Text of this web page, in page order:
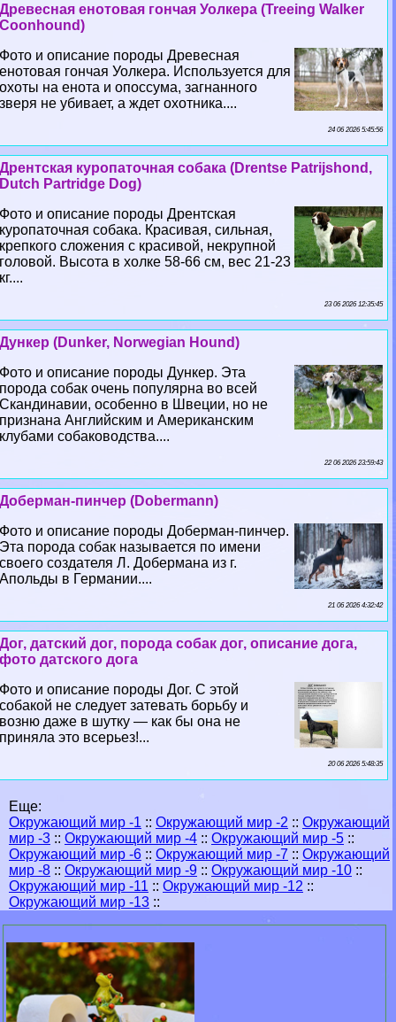
Древесная енотовая гончая Уолкера (Treeing Walker
Coonhound)
Фото и описание породы Древесная
енотовая гончая Уолкера. Используется для
охоты на енота и опоссума, загнанного
зверя не убивает, а ждет охотника....
24 06 2026 5:45:56
Дрентская куропаточная собака (Drentse Patrijshond,
Dutch Partridge Dog)
Фото и описание породы Дрентская
куропаточная собака. Красивая, сильная,
крепкого сложения с красивой, некрупной
головой. Высота в холке 58-66 см, вес 21-23
кг....
23 06 2026 12:35:45
Дункер (Dunker, Norwegian Hound)
Фото и описание породы Дункер. Эта
порода собак очень популярна во всей
Скандинавии, особенно в Швеции, но не
признана Английским и Американским
клубами собаководства....
22 06 2026 23:59:43
Доберман-пинчер (Dobermann)
Фото и описание породы Доберман-пинчер.
Эта порода собак называется по имени
своего создателя Л. Добермана из г.
Апольды в Германии....
21 06 2026 4:32:42
Дог, датский дог, порода собак дог, описание дога,
фото датского дога
Фото и описание породы Дог. С этой
собакой не следует затевать борьбу и
возню даже в шутку — как бы она не
приняла это всерьез!...
20 06 2026 5:48:35
Еще:
Окружающий мир -1 :: Окружающий мир -2 :: Окружающий
мир -3 :: Окружающий мир -4 :: Окружающий мир -5 ::
Окружающий мир -6 :: Окружающий мир -7 :: Окружающий
мир -8 :: Окружающий мир -9 :: Окружающий мир -10 ::
Окружающий мир -11 :: Окружающий мир -12 ::
Окружающий мир -13 ::